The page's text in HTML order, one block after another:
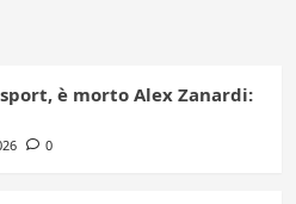
è morto Alex Zanardi:
0